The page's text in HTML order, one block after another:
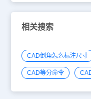
相关搜索
CAD倒角怎么标注尺寸
CAD等分命令